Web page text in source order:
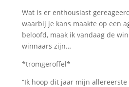
Wat is er enthousiast
waarbij je kans maakte op een
beloofd, maak ik vandaag de
winnaars zijn…
*tromgeroffel*
“Ik hoop dit jaar mijn